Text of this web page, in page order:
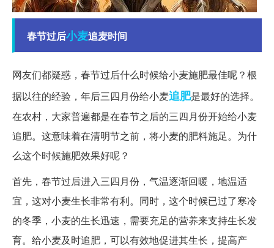
春节过后小麦追麦时间
网友们都疑惑，春节过后什么时候给小麦施肥最佳呢？根
据以往的经验，年后三四月份给小麦追肥是最好的选择。
在农村，大家普遍都是在春节之后的三四月份开始给小麦
追肥。这意味着在清明节之前，将小麦的肥料施足。为什
么这个时候施肥效果好呢？
首先，春节过后进入三四月份，气温逐渐回暖，地温适
宜，这对小麦生长非常有利。同时，这个时候已过了寒冷
的冬季，小麦的生长迅速，需要充足的营养来支持生长发
育。给小麦及时追肥，可以有效地促进其生长，提高产